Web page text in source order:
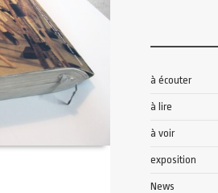
à écouter
à lire
à voir
exposition
News